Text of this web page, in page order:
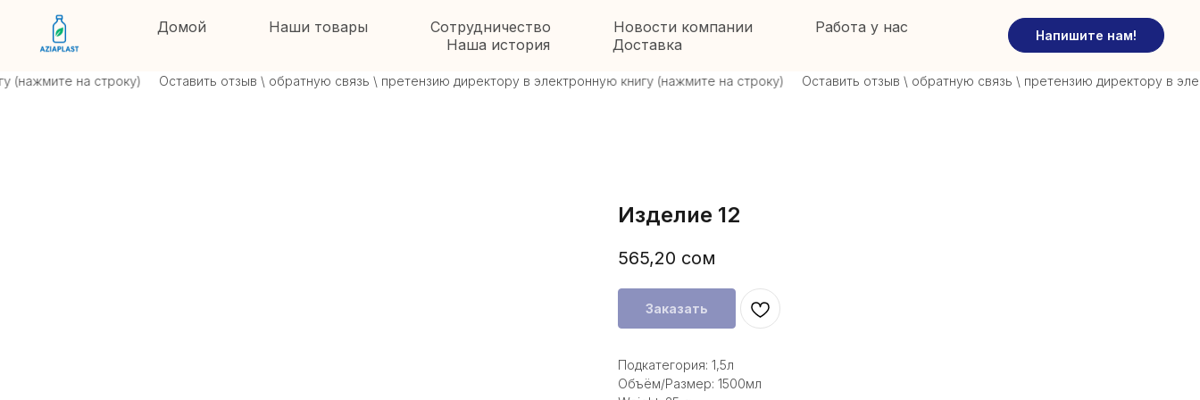
Домой Наши товары Сотрудничество Новости компании
Работа у нас
Наша история
Доставка
Напишите нам!
на строку) Оставить отзыв \ обратную связь \ претензию директору в электронную книгу (нажмите на строку) Оставить отзыв \ обратную связь \ претензию директору в
Изделие 12
565,20 сом
Заказать
Подкатегория: 1,5л
Объём/Размер: 1500мл